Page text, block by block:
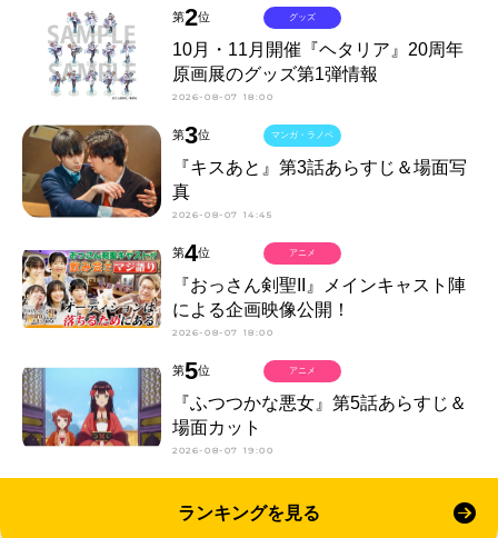
第2位
10月・11月開催『ヘタリア』20周年
原画展のグッズ第1弾情報
2026-08-07 18:00
グッズ
第3位
『キスあと』第3話あらすじ＆場面写
真
2026-08-07 14:45
マンガ・ラノベ
第4位
『おっさん剣聖II』メインキャスト陣
による企画映像公開！
2026-08-07 18:00
アニメ
第5位
『ふつつかな悪女』第5話あらすじ＆
場面カット
2026-08-07 19:00
アニメ
ランキングを見る